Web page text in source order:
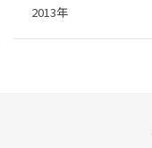
2013年